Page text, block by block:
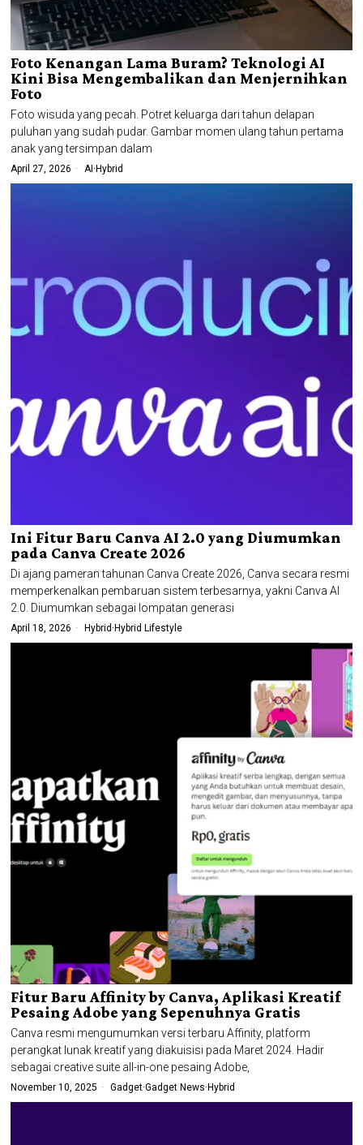
Foto Kenangan Lama Buram? Teknologi AI
Kini Bisa Mengembalikan dan Menjernihkan
Foto
Foto wisuda yang pecah. Potret keluarga dari tahun delapan
puluhan yang sudah pudar. Gambar momen ulang tahun pertama
anak yang tersimpan dalam
April 27, 2026 AI · Hybrid
Ini Fitur Baru Canva AI 2.0 yang Diumumkan
pada Canva Create 2026
Di ajang pameran tahunan Canva Create 2026, Canva secara resmi
memperkenalkan pembaruan sistem terbesarnya, yakni Canva AI
2.0. Diumumkan sebagai lompatan generasi
April 18, 2026 Hybrid · Hybrid Lifestyle
Fitur Baru Affinity by Canva, Aplikasi Kreatif
Pesaing Adobe yang Sepenuhnya Gratis
Canva resmi mengumumkan versi terbaru Affinity, platform
perangkat lunak kreatif yang diakuisisi pada Maret 2024. Hadir
sebagai creative suite all-in-one pesaing Adobe,
November 10, 2025 Gadget·Gadget News· Hybrid